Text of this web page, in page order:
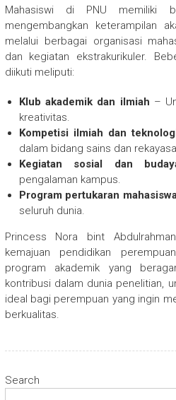
Mahasiswi di PNU memiliki
mengembangkan keterampilan
melalui berbagai organisasi
dan kegiatan ekstrakurikuler.
diikuti meliputi:
Klub akademik dan ilmiah –
kreativitas.
Kompetisi ilmiah dan
dalam bidang sains dan
Kegiatan sosial dan
pengalaman kampus.
Program pertukaran
seluruh dunia.
Princess Nora bint
kemajuan pendidikan
program akademik yang
kontribusi dalam dunia penelitian,
ideal bagi perempuan yang ingin
berkualitas.
Search